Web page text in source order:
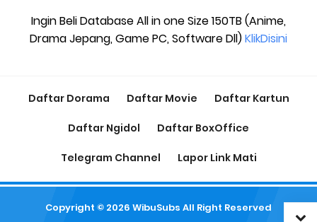
Ingin Beli Database All in one Size 150TB (Anime,
Drama Jepang, Game PC, Software Dll)KlikDisini
Daftar Dorama Daftar Movie Daftar Kartun
Daftar Ngidol Daftar BoxOffice
Telegram Channel Lapor Link Mati
Copyright © 2026 WibuSubs All Right Reserved